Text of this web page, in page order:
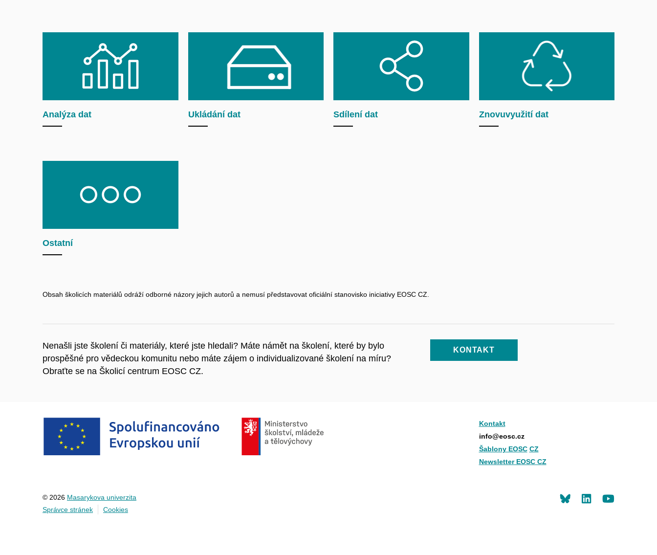
Analýza dat
Ostatní
Ukládání dat Sdílení dat Znovuvyužití dat
Obsah školicích materiálů odráží odborné názory jejich autorů a nemusí představovat oficiální stanovisko iniciativy EOSC CZ.
Nenašli jste školení či materiály, které jste hledali? Máte námět na školení, které by bylo
prospěšné pro vědeckou komunitu nebo máte zájem o individualizované školení na míru?
Obraťte se na Školicí centrum EOSC CZ.
KONTAKT
Kontakt
info@eosc.cz
Šablony EOSC CZ
Newsletter EOSC CZ
© 2026 Masarykova univerzita
Správce stránek
Cookies
LinkedIn